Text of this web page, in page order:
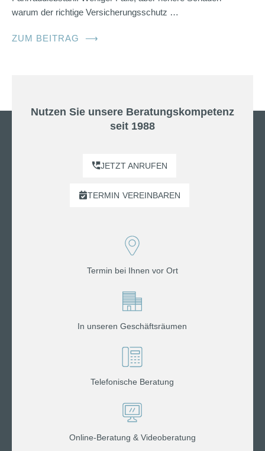
warum der richtige Versicherungsschutz …
ZUM BEITRAG ⟶
Nutzen Sie unsere Beratungskompetenz
seit 1988
JETZT ANRUFEN
TERMIN VEREINBAREN
Termin bei Ihnen vor Ort
In unseren Geschäftsräumen
Telefonische Beratung
Online-Beratung & Videoberatung